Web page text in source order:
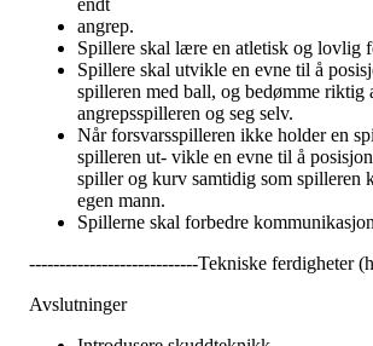
endt
angrep.
Spillere skal lære en atletisk og lovlig
Spillere skal utvikle en evne til å
spilleren med ball, og bedømme riktig
angrepsspilleren og seg selv.
Når forsvarsspilleren ikke holder en
spilleren ut- vikle en evne til å
spiller og kurv samtidig som spilleren
egen mann.
Spillerne skal forbedre
----------------------------Tekniske ferdigheter
Avslutninger